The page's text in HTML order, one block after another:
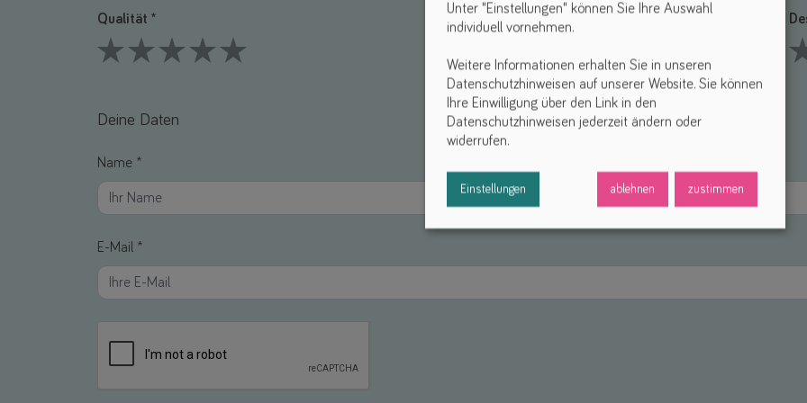
Qualität * Funktionalität *
1 Stars2 Stars3 Stars4 Stars5 Stars
Deine Daten
Name *
E-Mail *
Unter "Einstellungen" können Sie Ihre Auswahl
individuell vornehmen.
Weitere Informationen erhalten Sie in unseren
Datenschutzhinweisen auf unserer Website. Sie können
Ihre Einwilligung über den Link in den
Datenschutzhinweisen jederzeit ändern oder
widerrufen.
Einstellungen ablehnen zustimmen